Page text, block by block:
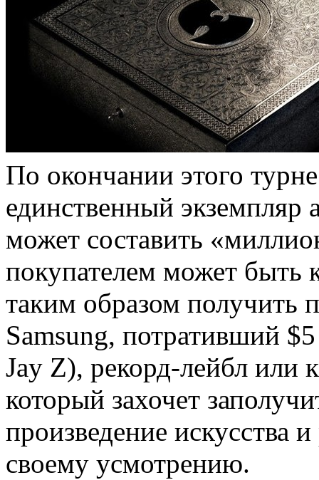
По окончании этого
единственный экземпляр
может составить
покупателем может быть
таким образом получить
Samsung, потративший
Jay Z), рекорд-лейбл или
который захочет
произведение искусства
своему усмотрению.